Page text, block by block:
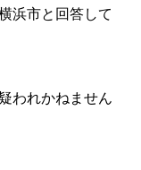
浜市と回答して
われかねません